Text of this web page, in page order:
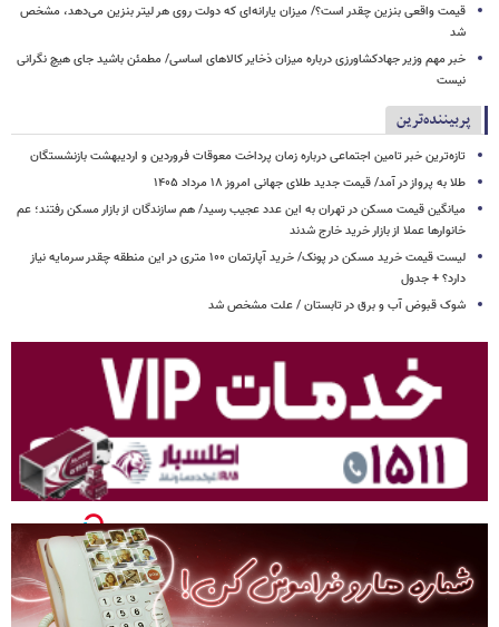
قیمت واقعی بنزین چقدر است؟/ میزان یارانه‌ای که دولت روی هر لیتر بنزین می‌دهد، مشخص
شد
خبر مهم وزیر جهادکشاورزی درباره میزان ذخایر کالاهای اساسی/ مطمئن باشید جای هیچ نگرانی
نیست
پربیننده‌ترین
تازه‌ترین خبر تامین اجتماعی درباره زمان پرداخت معوقات فروردین و اردیبهشت بازنشستگان
طلا به پرواز در آمد/ قیمت جدید طلای جهانی امروز ۱۸ مرداد ۱۴۰۵
میانگین قیمت مسکن در تهران به این عدد عجیب رسید/ هم سازندگان از بازار مسکن رفتند؛ عم
خانوارها عملا از بازار خرید خارج شدند
لیست قیمت خرید مسکن در پونک/ خرید آپارتمان ۱۰۰ متری در این منطقه چقدر سرمایه نیاز
دارد؟ + جدول
شوک قبوض آب و برق در تابستان / علت مشخص شد